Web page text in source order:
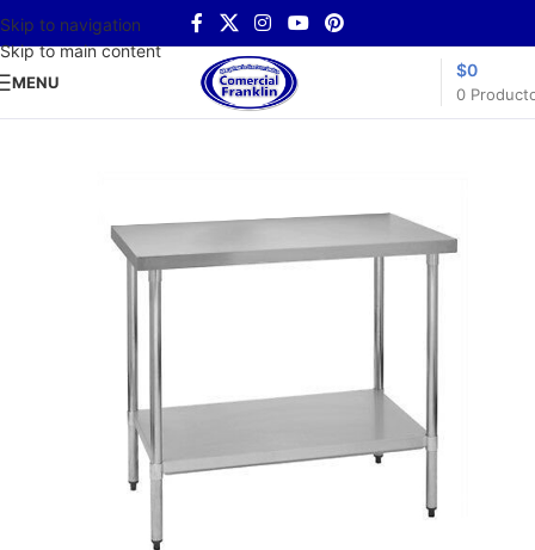
Skip to navigation
Skip to main content
MENU
0
$0